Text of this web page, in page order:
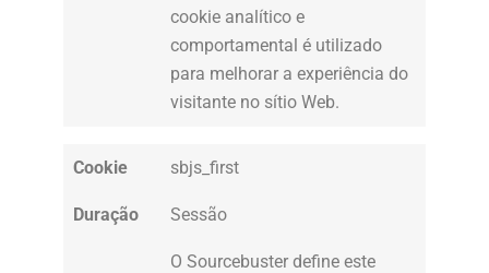
cookie analítico e
comportamental é utilizado
para melhorar a experiência do
visitante no sítio Web.
Cookie sbjs_first
Duração Sessão
O Sourcebuster define este